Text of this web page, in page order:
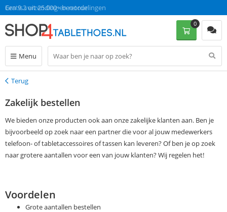
Gratis verzending en retour
Een 9.2 uit 25.000+ beoordelingen
Menu
0
Terug
Terug
Zakelijk bestellen
We bieden onze producten ook aan onze zakelijke klanten aan. Ben je
bijvoorbeeld op zoek naar een partner die voor al jouw medewerkers
telefoon- of tabletaccessoires of tassen kan leveren? Of ben je op zoek
naar grotere aantallen voor een van jouw klanten? Wij regelen het!
Voordelen
Grote aantallen bestellen